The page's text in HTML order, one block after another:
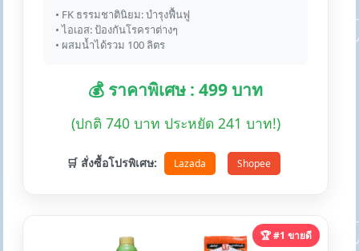
• FK ธรรมชาตินิยม: บำรุงฟื้นฟู
• ไอเอส: ป้องกันโรคราต่างๆ
• ผสมน้ำได้รวม 100 ลิตร
💰 ราคาพิเศษ : 499 บาท
(ปกติ 740 บาท ประหยัด 241 บาท!)
🛒 สั่งซื้อโปรพิเศษ: Lazada Shopee
🏆 #1 ขายดี